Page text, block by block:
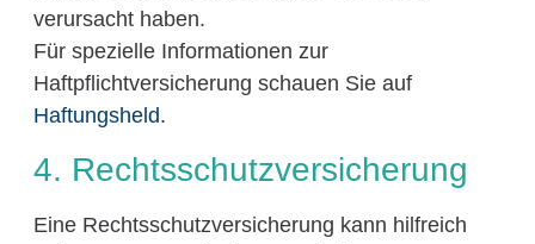
verursacht haben.
Für spezielle Informationen zur
Haftpflichtversicherung schauen Sie auf
Haftungsheld.
4. Rechtsschutzversicherung
Eine Rechtsschutzversicherung kann hilfreich